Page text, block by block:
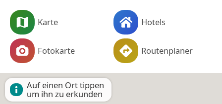
Karte Hotels
Fotokarte Routenplaner
Auf einen Ort tippen
um ihn zu erkunden